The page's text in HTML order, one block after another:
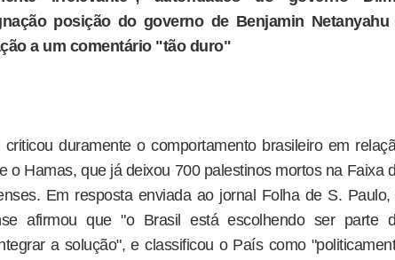
posição do governo de Benjamin Netanyahu
a um comentário "tão duro"
duramente o comportamento brasileiro em
o Hamas, que já deixou 700 palestinos mortos na Faixa
Em resposta enviada ao jornal Folha de S. Paulo,
afirmou que "o Brasil está escolhendo ser parte
a solução", e classificou o País como